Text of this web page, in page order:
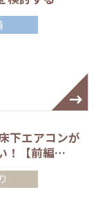
下エアコンが
！【前編…